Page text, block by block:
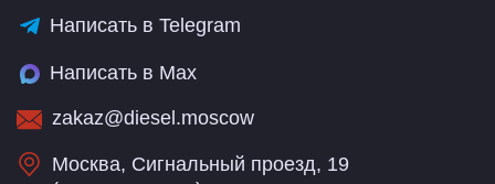
Написать в Telegram
Написать в Max
zakaz@diesel.moscow
Москва, Сигнальный проезд, 19